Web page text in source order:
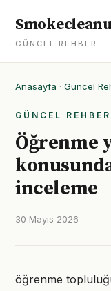
GÜNCEL REHBER
Anasayfa · Güncel
GÜNCEL REHBER
Öğrenme
inceleme
30 Mayıs 2026
öğrenme